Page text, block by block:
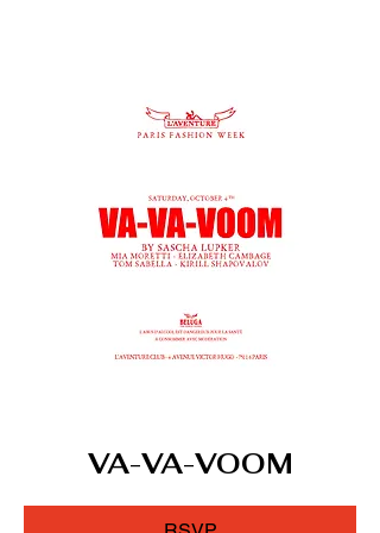
VA-VA-VOOM